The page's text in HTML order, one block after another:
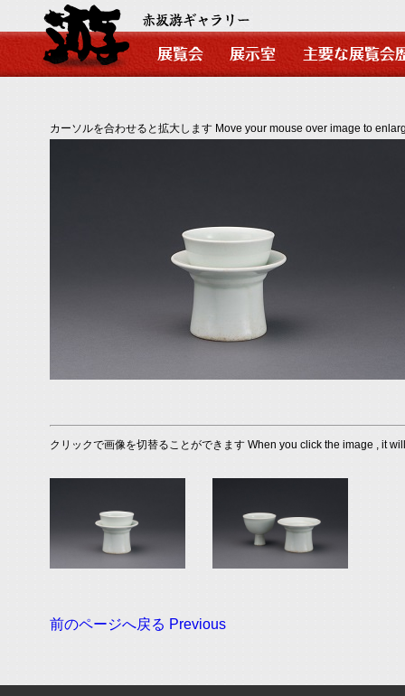
カーソルを合わせると拡大します Move your mouse over image to
クリックで画像を切替ることができます When you click the image , it
前のページへ戻る Previous